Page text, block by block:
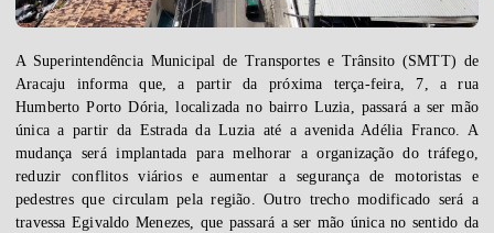
A Superintendência Municipal de Transportes e Trânsito (SMTT) de
Aracaju informa que, a partir da próxima terça-feira, 7, a rua
Humberto Porto Dória, localizada no bairro Luzia, passará a ser mão
única a partir da Estrada da Luzia até a avenida Adélia Franco. A
mudança será implantada para melhorar a organização do tráfego,
reduzir conflitos viários e aumentar a segurança de motoristas e
pedestres que circulam pela região. Outro trecho modificado será a
travessa Egivaldo Menezes, que passará a ser mão única no sentido da